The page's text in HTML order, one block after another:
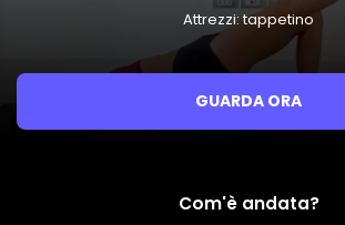
Attrezzi: tappetino
GUARDA ORA